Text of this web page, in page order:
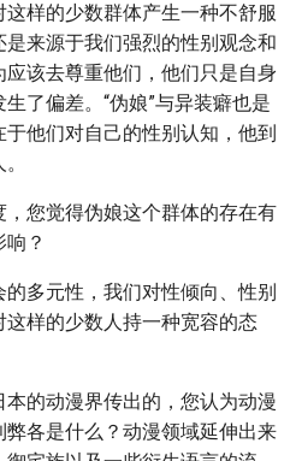
样的少数群体产生一种不舒服
来源于我们强烈的性别观念和
该去尊重他们，他们只是自身
了偏差。“伪娘”与异装癖也是
他们对自己的性别认知，他到
您觉得伪娘这个群体的存在有
？
多元性，我们对性倾向、性别
样的少数人持一种宽容的态
的动漫界传出的，您认为动漫
各是什么？动漫领域延伸出来